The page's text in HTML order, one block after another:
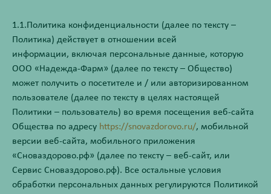
1.1.Политика конфиденциальности (далее по тексту –
Политика) действует в отношении всей
информации, включая персональные данные, которую
ООО «Надежда-Фарм» (далее по тексту – Общество)
может получить о посетителе и / или авторизированном
пользователе (далее по тексту в целях настоящей
Политики – пользователь) во время посещения веб-сайта
Общества по адресу https://snovazdorovo.ru/, мобильной
версии веб-сайта, мобильного приложения
«Сноваздорово.рф» (далее по тексту – веб-сайт, или
Сервис Сноваздорово.рф). Все остальные условия
обработки персональных данных регулируются Политикой